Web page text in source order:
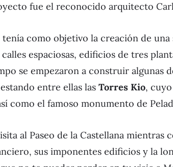
fue el reconocido arquitecto
como objetivo la creación de una
espaciosas, edificios de tres
se empezaron a construir algunas
entre ellas las Torres Kio,
como el famoso monumento de
al Paseo de la Castellana mientras
sus imponentes edificios y la